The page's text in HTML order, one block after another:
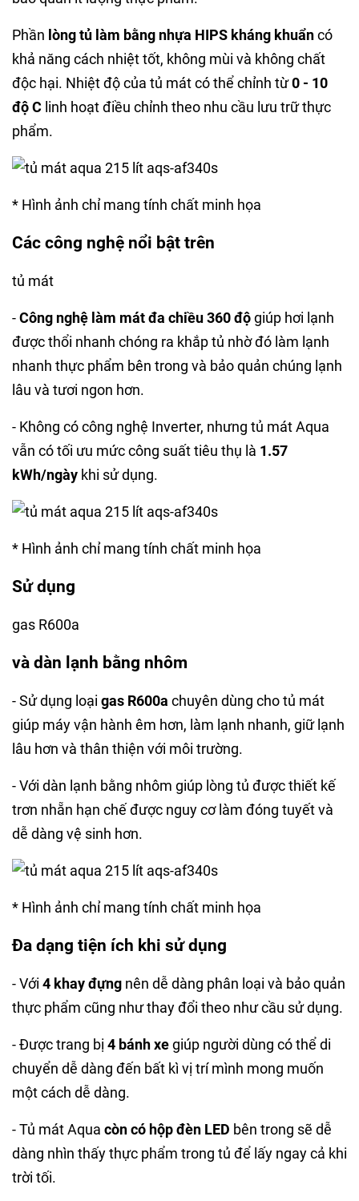
Phần lòng tủ làm bằng nhựa HIPS kháng khuẩncó
khả năng cách nhiệt tốt, không mùi và không chất
độc hại. Nhiệt độ của tủ mát có thể chỉnh từ0 - 10
độ C linh hoạt điều chỉnh theo nhu cầu lưu trữ thực
phẩm.
* Hình ảnh chỉ mang tính chất minh họa
Các công nghệ nổi bật trên
tủ mát
-Công nghệ làm mát đa chiều 360 độgiúp hơi lạnh
được thổi nhanh chóng ra khắp tủ nhờ đó làm lạnh
nhanh thực phẩm bên trong và bảo quản chúng lạnh
lâu và tươi ngon hơn.
- Không có công nghệ Inverter, nhưng tủ mát Aqua
vẫn có tối ưu mức công suất tiêu thụ là 1.57
kWh/ngày khi sử dụng.
* Hình ảnh chỉ mang tính chất minh họa
Sử dụng
gas R600a
và dàn lạnh bằng nhôm
- Sử dụng loại gas R600a chuyên dùng cho tủ mát
giúp máy vận hành êm hơn, làm lạnh nhanh, giữ lạnh
lâu hơn và thân thiện với môi trường.
- Với dàn lạnh bằng nhôm giúp lòng tủ được thiết kế
trơn nhẵn hạn chế được nguy cơ làm đóng tuyết và
dễ dàng vệ sinh hơn.
* Hình ảnh chỉ mang tính chất minh họa
Đa dạng tiện ích khi sử dụng
- Với 4 khay đựng nên dễ dàng phân loại và bảo quản
thực phẩm cũng như thay đổi theo như cầu sử dụng.
- Được trang bị 4 bánh xegiúp người dùng có thể di
chuyển dễ dàng đến bất kì vị trí mình mong muốn
một cách dễ dàng.
- Tủ mát Aqua còn có hộp đèn LED bên trong sẽ dễ
dàng nhìn thấy thực phẩm trong tủ để lấy ngay cả khi
trời tối.